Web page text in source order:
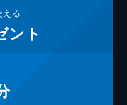
える
ント